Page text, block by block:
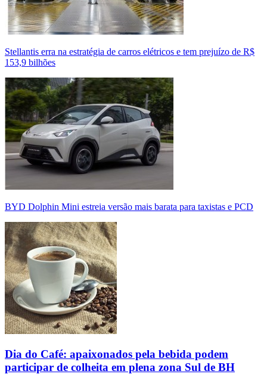
Stellantis erra na estratégia de carros elétricos e tem prejuízo de R$
153,9 bilhões
BYD Dolphin Mini estreia versão mais barata para taxistas e PCD
Dia do Café: apaixonados pela bebida podem
participar de colheita em plena zona Sul de BH